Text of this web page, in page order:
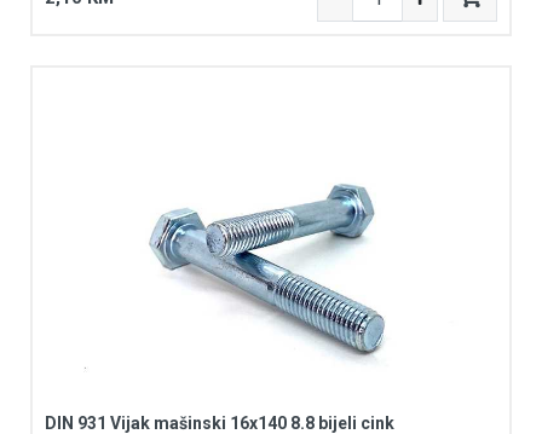
DIN 931 Vijak mašinski 16x140 8.8 bijeli cink